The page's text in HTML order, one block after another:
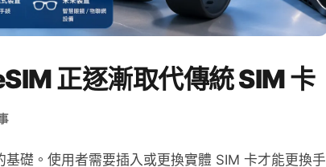
正逐漸取代傳統 SIM 卡
礎。使用者需要插入或更換實體 SIM 卡才能更換手